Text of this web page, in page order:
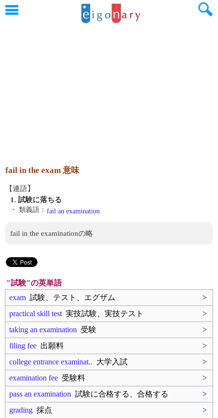
fail in the exam 意味
【連語】
1. 試験に落ちる
・ 類義語： fail an examination
fail in the examinationの略
"試験"の英単語
exam 試験、テスト、エグザム
>
practical skill test 実技試験、実技テスト
>
taking an examination 受験
>
filing fee 出願料
>
college entrance examinat.. 大学入試
>
examination fee 受験料
>
pass an examination 試験に合格する、合格する
>
grading 採点
>